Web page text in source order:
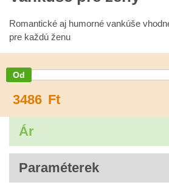
Romantické aj humorné vankúše
pre každú ženu
3486 Ft
Ár
Paraméterek